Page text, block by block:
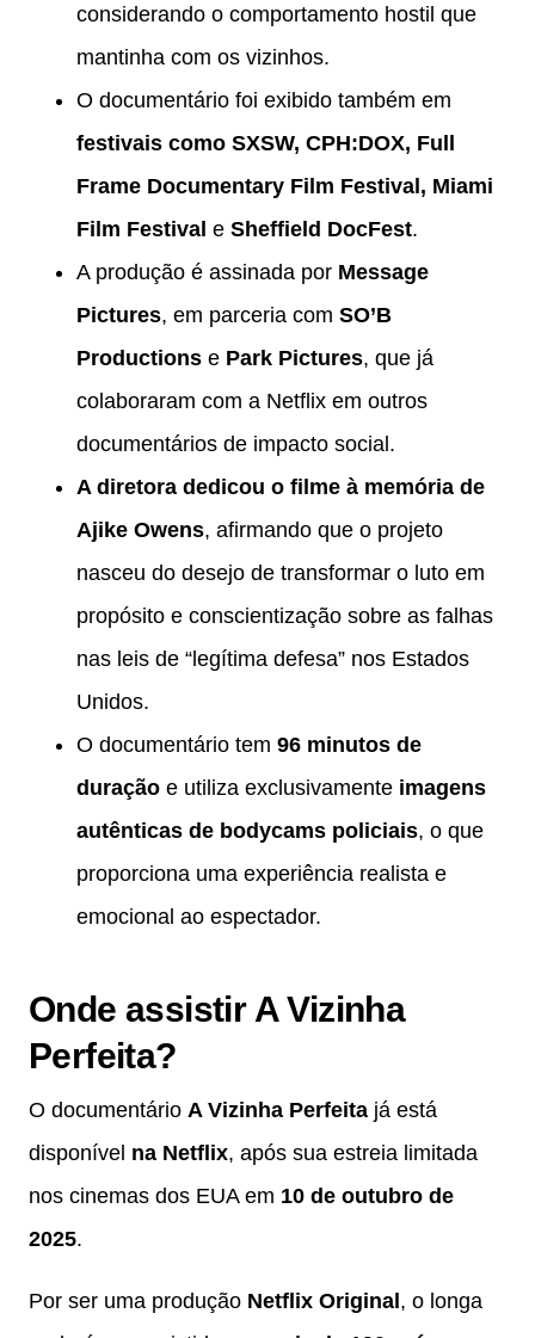
considerando o comportamento hostil que
mantinha com os vizinhos.
O documentário foi exibido também em
festivais como SXSW, CPH:DOX, Full
Frame Documentary Film Festival, Miami
Film Festival e Sheffield DocFest.
A produção é assinada por Message
Pictures, em parceria com SO’B
Productions e Park Pictures, que já
colaboraram com a Netflix em outros
documentários de impacto social.
A diretora dedicou o filme à memória de
Ajike Owens, afirmando que o projeto
nasceu do desejo de transformar o luto em
propósito e conscientização sobre as falhas
nas leis de “legítima defesa” nos Estados
Unidos.
O documentário tem 96 minutos de
duração e utiliza exclusivamente imagens
autênticas de bodycams policiais, o que
proporciona uma experiência realista e
emocional ao espectador.
Onde assistir A Vizinha
Perfeita?
O documentário A Vizinha Perfeita já está
disponível na Netflix, após sua estreia limitada
nos cinemas dos EUA em 10 de outubro de
2025.
Por ser uma produção Netflix Original, o longa